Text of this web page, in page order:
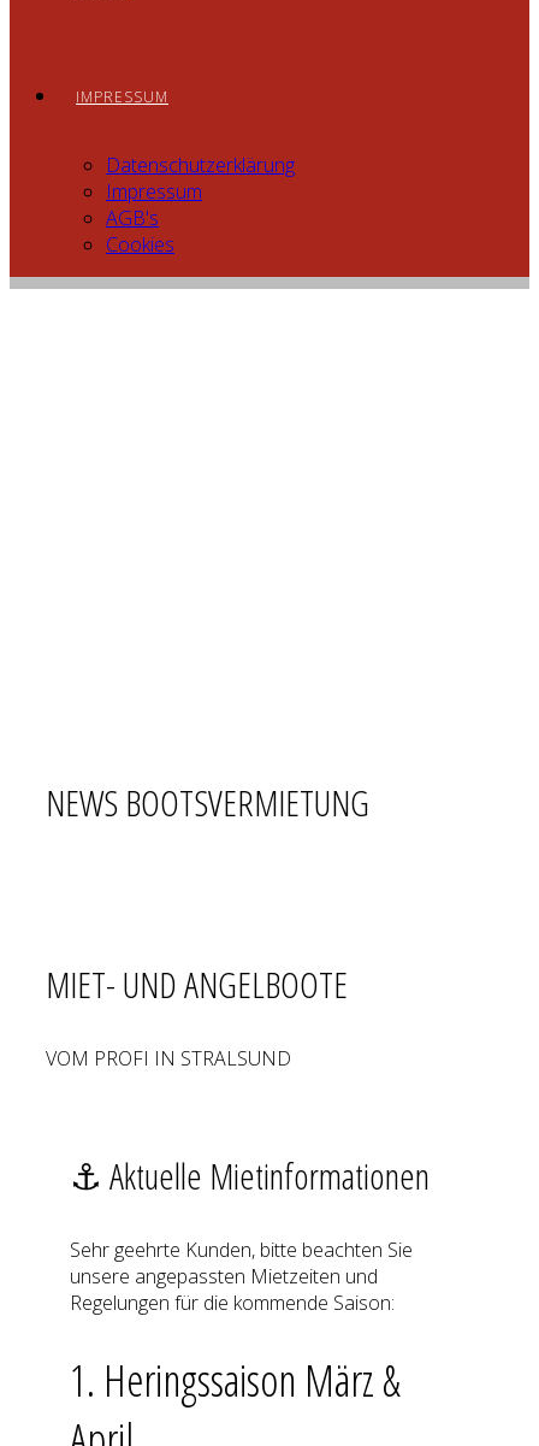
IMPRESSUM
Datenschutzerklärung
Impressum
AGB's
Cookies
NEWS BOOTSVERMIETUNG
MIET- UND ANGELBOOTE
VOM PROFI IN STRALSUND
⚓ Aktuelle Mietinformationen
Sehr geehrte Kunden, bitte beachten Sie
unsere angepassten Mietzeiten und
Regelungen für die kommende Saison:
1. Heringssaison März &